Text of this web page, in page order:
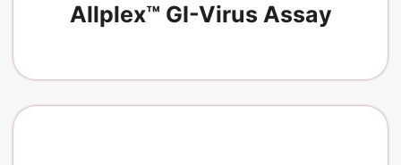
Allplex™ GI-Virus Assay